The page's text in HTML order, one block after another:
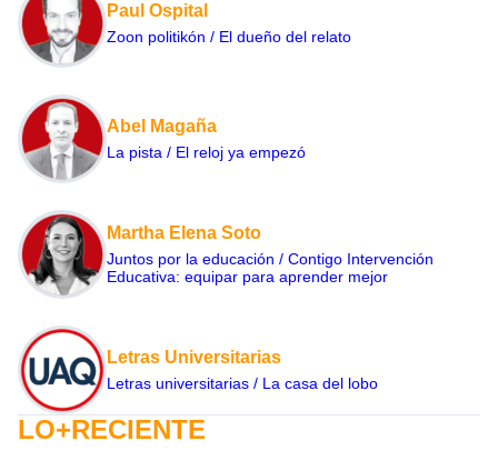
Paul Ospital
Zoon politikón / El dueño del relato
Abel Magaña
La pista / El reloj ya empezó
Martha Elena Soto
Juntos por la educación / Contigo Intervención
Educativa: equipar para aprender mejor
Letras Universitarias
Letras universitarias / La casa del lobo
LO+RECIENTE